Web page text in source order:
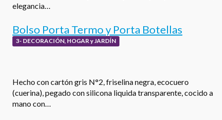
elegancia…
Bolso Porta Termo y Porta Botellas
3- DECORACIÓN, HOGAR y JARDÍN
Hecho con cartón gris N°2, friselina negra, ecocuero
(cuerina), pegado con silicona liquida transparente, cocido a
mano con…